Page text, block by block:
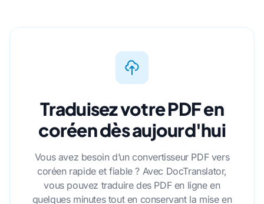
Traduisez votre PDF en
coréen dès aujourd'hui
Vous avez besoin d’un convertisseur PDF vers
coréen rapide et fiable ? Avec DocTranslator,
vous pouvez traduire des PDF en ligne en
quelques minutes tout en conservant la mise en